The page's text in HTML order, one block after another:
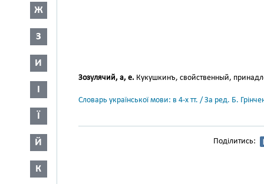
Ж
З
И
І
Ї
Й
К
Зозулячий, а, е. Кукушкинъ, свойственный,
Словарь української мови: в 4-х тт. / За ред. Б.
Поділитись: